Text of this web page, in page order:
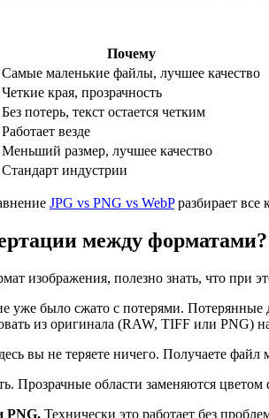
Почему
Самые маленькие файлы, лучшее качество
Четкие края, прозрачность
Без потерь, текст остается четким
Работает везде
Меньший размер, лучшее качество
Стандарт индустрии
JPG vs PNG vs WebPразбирает
между форматами?
изображения, полезно знать, что при
уже было сжато с потерями.
из оригинала (RAW, TIFF или
вы не теряете ничего. Получаете
Прозрачные области заменяются
PNG. Технически это работает без